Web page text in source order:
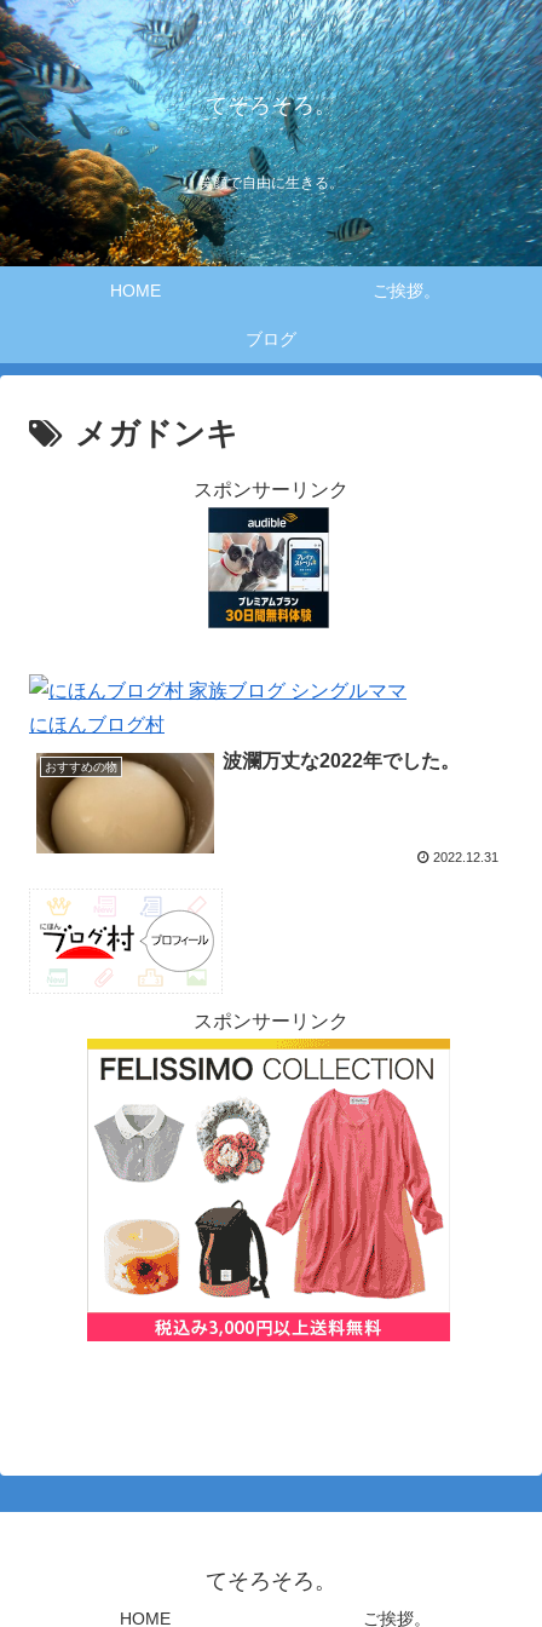
てそろそろ。
笑顔で自由に生きる。
HOME ご挨拶。
ブログ
メガドンキ
スポンサーリンク
にほんブログ村
おすすめの物 波瀾万丈な2022年でした。
2022.12.31
スポンサーリンク
てそろそろ。
HOME ご挨拶。